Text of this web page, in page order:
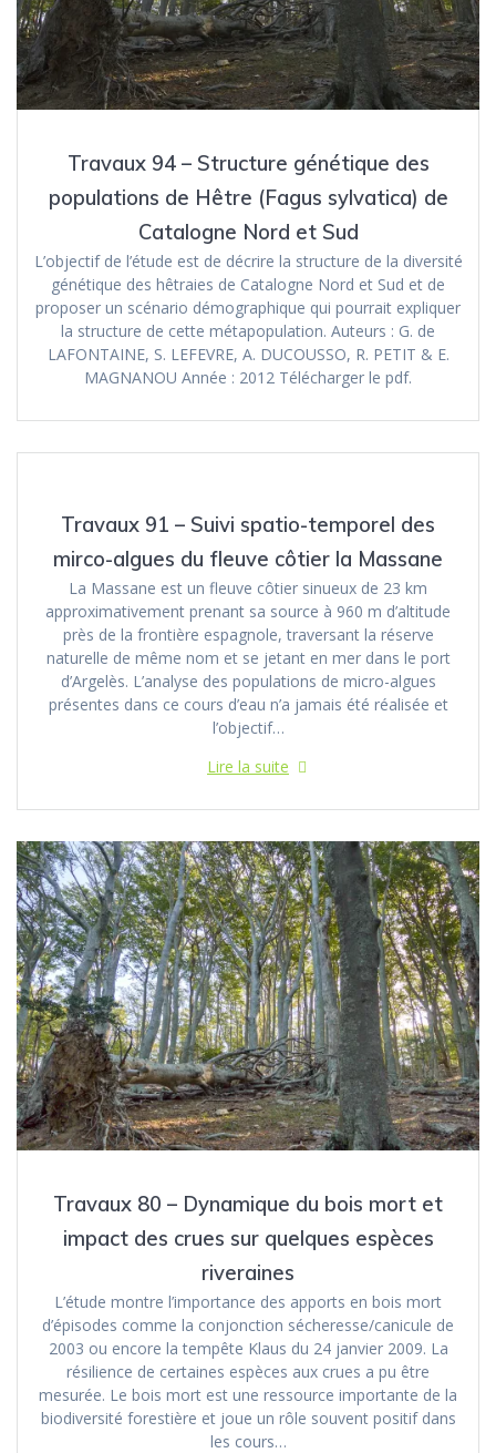
Travaux 94 – Structure génétique des
populations de Hêtre (Fagus sylvatica) de
Catalogne Nord et Sud
L’objectif de l’étude est de décrire la structure de la diversité
génétique des hêtraies de Catalogne Nord et Sud et de
proposer un scénario démographique qui pourrait expliquer
la structure de cette métapopulation. Auteurs : G. de
LAFONTAINE, S. LEFEVRE, A. DUCOUSSO, R. PETIT & E.
MAGNANOU Année : 2012 Télécharger le pdf.
Travaux 91 – Suivi spatio-temporel des
mirco-algues du fleuve côtier la Massane
La Massane est un fleuve côtier sinueux de 23 km
approximativement prenant sa source à 960 m d’altitude
près de la frontière espagnole, traversant la réserve
naturelle de même nom et se jetant en mer dans le port
d’Argelès. L’analyse des populations de micro-algues
présentes dans ce cours d’eau n’a jamais été réalisée et
l’objectif…
Lire la suite
Travaux 80 – Dynamique du bois mort et
impact des crues sur quelques espèces
riveraines
L’étude montre l’importance des apports en bois mort
d’épisodes comme la conjonction sécheresse/canicule de
2003 ou encore la tempête Klaus du 24 janvier 2009. La
résilience de certaines espèces aux crues a pu être
mesurée. Le bois mort est une ressource importante de la
biodiversité forestière et joue un rôle souvent positif dans
les cours…